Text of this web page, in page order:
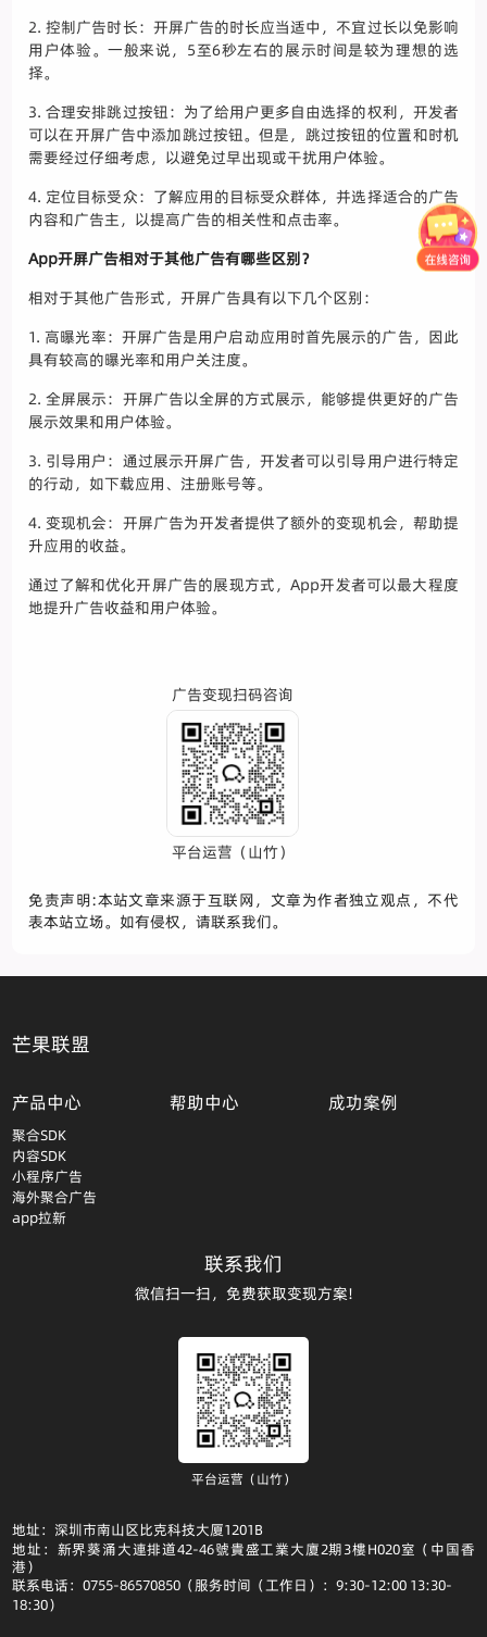
2. 控制广告时长：开屏广告的时长应当适中，不宜过长以免影响
用户体验。一般来说，5至6秒左右的展示时间是较为理想的选
择。
3. 合理安排跳过按钮：为了给用户更多自由选择的权利，开发者
可以在开屏广告中添加跳过按钮。但是，跳过按钮的位置和时机
需要经过仔细考虑，以避免过早出现或干扰用户体验。
4. 定位目标受众：了解应用的目标受众群体，并选择适合的广告
内容和广告主，以提高广告的相关性和点击率。
App开屏广告相对于其他广告有哪些区别？
相对于其他广告形式，开屏广告具有以下几个区别：
1. 高曝光率：开屏广告是用户启动应用时首先展示的广告，因此
具有较高的曝光率和用户关注度。
2. 全屏展示：开屏广告以全屏的方式展示，能够提供更好的广告
展示效果和用户体验。
3. 引导用户：通过展示开屏广告，开发者可以引导用户进行特定
的行动，如下载应用、注册账号等。
4. 变现机会：开屏广告为开发者提供了额外的变现机会，帮助提
升应用的收益。
通过了解和优化开屏广告的展现方式，App开发者可以最大程度
地提升广告收益和用户体验。
广告变现扫码咨询
平台运营（山竹）
免责声明:本站文章来源于互联网，文章为作者独立观点，不代
表本站立场。如有侵权，请联系我们。
芒果联盟
产品中心
聚合SDK
内容SDK
小程序广告
海外聚合广告
app拉新
帮助中心 成功案例
联系我们
微信扫一扫，免费获取变现方案!
平台运营（山竹）
地址：深圳市南山区比克科技大厦1201B
地址：新界葵涌大連排道42-46號貴盛工業大廈2期3樓H020室（中国香
港）
联系电话：0755-86570850（服务时间（工作日）：9:30-12:00 13:30-
18:30）